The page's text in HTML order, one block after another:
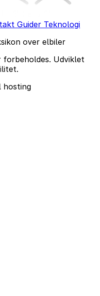
Guider Teknologi
over elbiler
forbeholdes. Udviklet
hosting